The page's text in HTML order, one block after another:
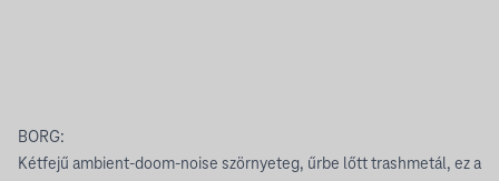
BORG:
Kétfejű ambient-doom-noise szörnyeteg, űrbe lőtt trashmetál, ez a